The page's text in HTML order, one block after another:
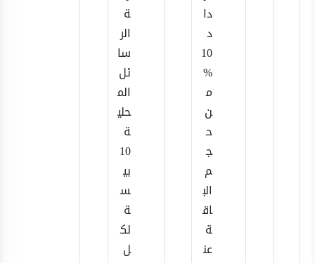
دا
د
10
%
م
ن
ح
ج
م
الب
اق
ة
عن
ة
الر
سا
ئل
الم
حلي
ة
10
بي
س
ة
لك
ل